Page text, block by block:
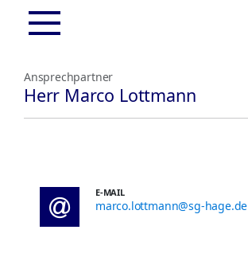
Ansprechpartner
Herr Marco Lottmann
E-MAIL
marco.lottmann@sg-hage.de